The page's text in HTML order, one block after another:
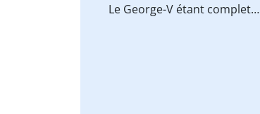
Le George-V étant complet…